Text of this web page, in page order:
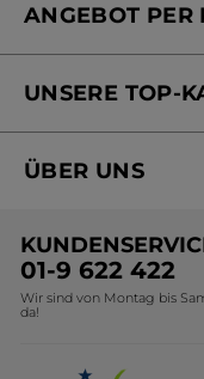
Mein Konto
Online Preisliste
ANGEBOT PER
Versandhandel
UNSERE TOP-
Black Friday Yves
Geschenkideen Yves
Kollektion Monoi
ÜBER UNS
Umweltstiftung YR
Affiliate Programm
01-9 622 422
Wir sind von Montag bis
da!